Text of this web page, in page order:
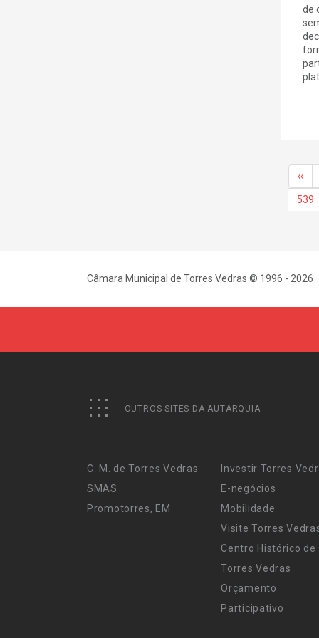
de
‹‹
539
Câmara Municipal de Torres Vedras © 1996 - 2026
OUTROS SITES DA AUTARQUIA
C. M. de Torres Vedras
SMAS
Promotorres, EM
Investir Torres
E-negócios
Mobilidade
Visite Torres
Centro Histórico de
Torres Vedras
Orçamento
Participativo